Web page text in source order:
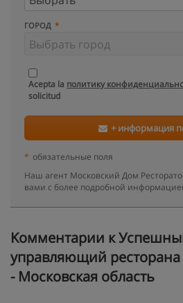
ГОРОД
Acepta la политику
solicitud
+ информация
* обязательные поля
Наш агент Московский Дом
вами с более подробной
Kомментарии к
управляющий
- Московская область